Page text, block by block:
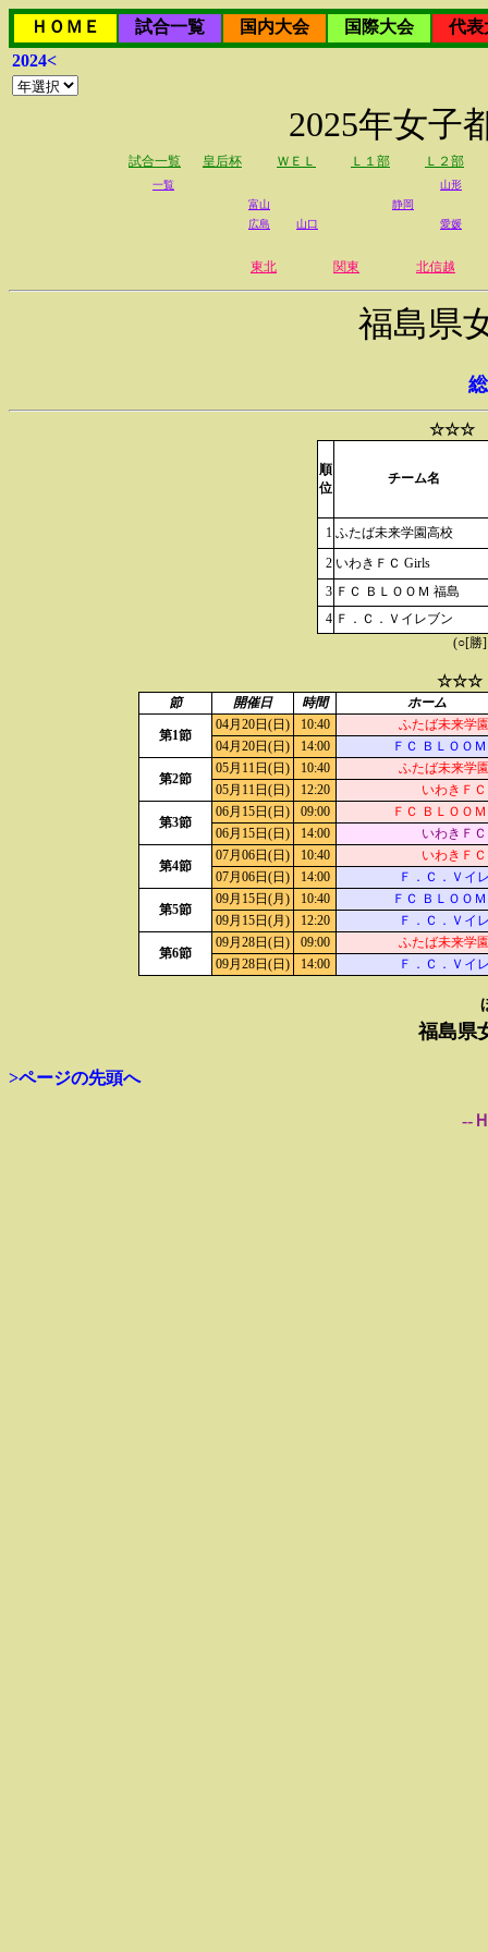
ＨＯＭＥ 試合一覧 国内大会 国際大会
代表
2024<
2025年女子
試合一覧 皇后杯 ＷＥＬ Ｌ１部 Ｌ２部
一覧
山形
富山
静岡
広島
山口 愛媛
東北 関東 北信越
福島県
☆☆☆
順
位
チーム名
1 ふたば未来学園高校
2 いわきＦＣ Girls
3 ＦＣ ＢＬＯＯＭ 福島
4 Ｆ．Ｃ．Ｖイレブン
(○[勝
☆☆☆
節 開催日 時間 ホーム
第1節
04月20日(日) 10:40
ふたば未来学
04月20日(日)
14:00 ＦＣ ＢＬＯＯ
第2節
05月11日(日) 10:40
ふたば未来学
05月11日(日)
12:20 いわきＦ
第3節
06月15日(日) 09:00
ＦＣ ＢＬＯＯ
06月15日(日)
14:00 いわきＦ
第4節
07月06日(日) 10:40
いわきＦ
07月06日(日)
14:00 Ｆ．Ｃ．Ｖイ
第5節
09月15日(月) 10:40
ＦＣ ＢＬＯＯ
09月15日(月)
12:20 Ｆ．Ｃ．Ｖイ
第6節
09月28日(日) 09:00
ふたば未来学
09月28日(日)
14:00 Ｆ．Ｃ．Ｖイ
福島県
>ページの先頭へ
--